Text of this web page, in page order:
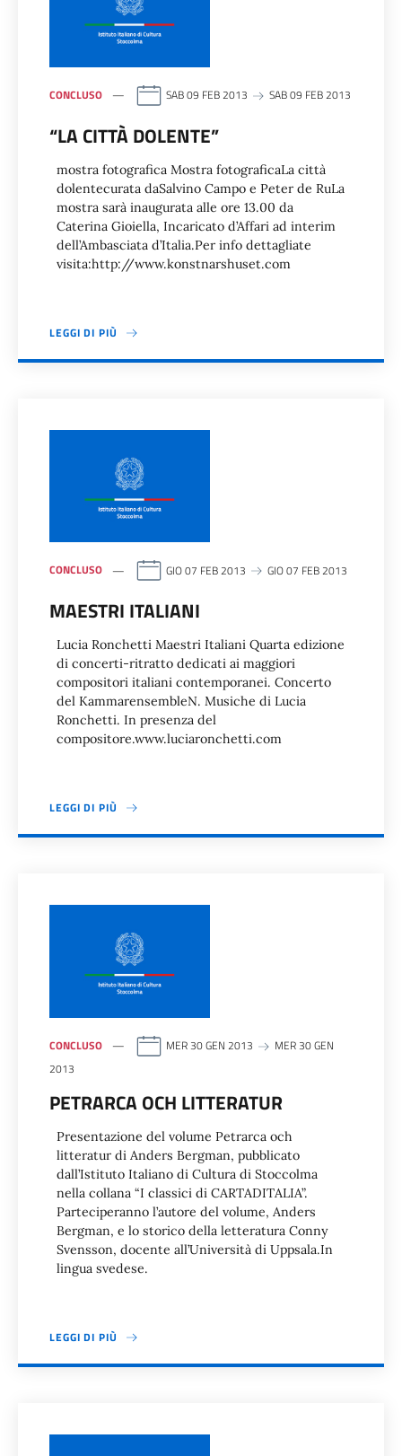
CONCLUSO SAB 09 FEB 2013 SAB 09 FEB 2013
“LA CITTÀ DOLENTE”
mostra fotografica Mostra fotograficaLa città
dolentecurata daSalvino Campo e Peter de RuLa
mostra sarà inaugurata alle ore 13.00 da
Caterina Gioiella, Incaricato d’Affari ad interim
dell’Ambasciata d’Italia.Per info dettagliate
visita:http://www.konstnarshuset.com
LEGGI DI PIÙ
CONCLUSO GIO 07 FEB 2013 GIO 07 FEB 2013
MAESTRI ITALIANI
Lucia Ronchetti Maestri Italiani Quarta edizione
di concerti-ritratto dedicati ai maggiori
compositori italiani contemporanei. Concerto
del KammarensembleN. Musiche di Lucia
Ronchetti. In presenza del
compositore.www.luciaronchetti.com
LEGGI DI PIÙ
CONCLUSO MER 30 GEN 2013
MER 30 GEN
2013
PETRARCA OCH LITTERATUR
Presentazione del volume Petrarca och
litteratur di Anders Bergman, pubblicato
dall’Istituto Italiano di Cultura di Stoccolma
nella collana “I classici di CARTADITALIA”.
Parteciperanno l’autore del volume, Anders
Bergman, e lo storico della letteratura Conny
Svensson, docente all’Università di Uppsala.In
lingua svedese.
LEGGI DI PIÙ